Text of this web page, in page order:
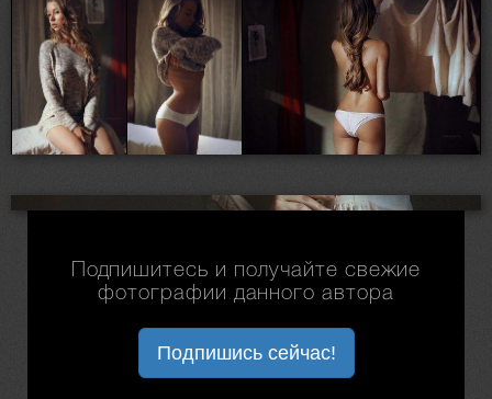
Подпишитесь и получайте свежие
фотографии данного автора
Подпишись сейчас!